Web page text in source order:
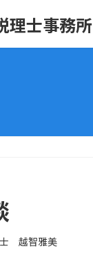
理士事務所
越智雅美